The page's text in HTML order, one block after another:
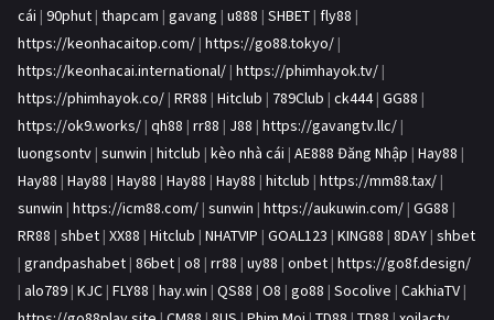
cái | 90phut | thapcam | gavang | u888 | SHBET | fly88 |
https://keonhacaitop.com/ | https://go88.tokyo/ |
https://keonhacai.international/ | https://phimhayok.tv/ |
https://phimhayok.co/ | RR88 | Hitclub | 789Club | ck444| GG88 |
https://ok9.works/ | qh88 | rr88 | J88 | https://gavangtv.llc/ |
luongsontv | sunwin | hitclub | kèo nhà cái | AE888 Đăng Nhập | Hay88 |
Hay88 | Hay88 | Hay88 | Hay88 | Hay88 | hitclub | https://mm88.tax/ |
sunwin | https://icm88.com/ | sunwin | https://aukuwin.com/ | GG88 |
RR88 | shbet | XX88 | Hitclub | NHATVIP | GOAL123 | KING88 | 8DAY | shbet
| grandpashabet | 86bet | o8 | rr88 | uy88 | onbet | https://go8f.design/
| alo789 | KJC | FLY88 | hay.win | QS88 | O8 | go88 | Socolive | CakhiaTV |